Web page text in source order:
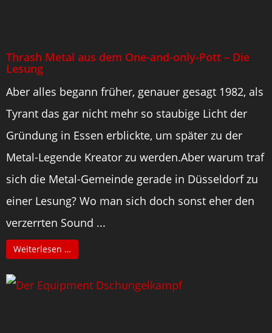
Thrash Metal aus dem One-and-only-Pott – Die
Lesung
Aber alles begann früher, genauer gesagt 1982, als
Tyrant das gar nicht mehr so staubige Licht der
Gründung in Essen erblickte, um später zu der
Metal-Legende Kreator zu werden.Aber warum traf
sich die Metal-Gemeinde gerade in Düsseldorf zu
einer Lesung? Wo man sich doch sonst eher den
verzerrten Sound ...
Weiterlesen …